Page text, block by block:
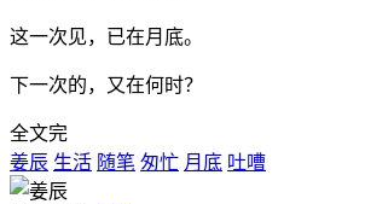
这一次见，已在月底。
下一次的，又在何时？
全文完
姜辰 生活 随笔 匆忙 月底 吐嘈